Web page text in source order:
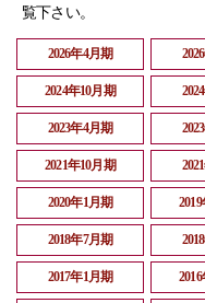
覧下さい。
2026年4月期
2024年10月期
2023年4月期
2021年10月期
2020年1月期
2018年7月期
2017年1月期